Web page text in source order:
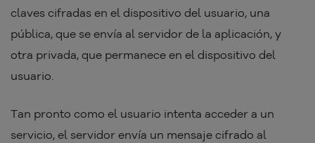
claves cifradas en el dispositivo del usuario, una
pública, que se envía al servidor de la aplicación, y
otra privada, que permanece en el dispositivo del
usuario.
Tan pronto como el usuario intenta acceder a un
servicio, el servidor envía un mensaje cifrado al